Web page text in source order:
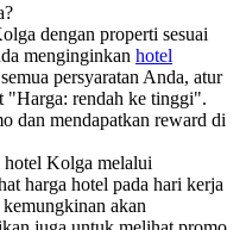
dengan properti sesuai
menginginkan hotel
persyaratan Anda, atur
"Harga: rendah ke tinggi".
dan mendapatkan reward di
Kolga melalui
harga hotel pada hari kerja
akan